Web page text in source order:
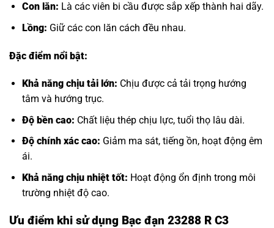
Con lăn: Là các viên bi cầu được sắp xếp thành hai dãy.
Lồng: Giữ các con lăn cách đều nhau.
Đặc điểm nổi bật:
Khả năng chịu tải lớn: Chịu được cả tải trọng hướng
tâm và hướng trục.
Độ bền cao: Chất liệu thép chịu lực, tuổi thọ lâu dài.
Độ chính xác cao: Giảm ma sát, tiếng ồn, hoạt động êm
ái.
Khả năng chịu nhiệt tốt: Hoạt động ổn định trong môi
trường nhiệt độ cao.
Ưu điểm khi sử dụng Bạc đạn 23288 R C3